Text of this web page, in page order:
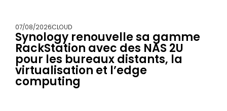
07/08/2026CLOUD
Synology renouvelle sa gamme
RackStation avec des NAS 2U
pour les bureaux distants, la
virtualisation et l’edge
computing